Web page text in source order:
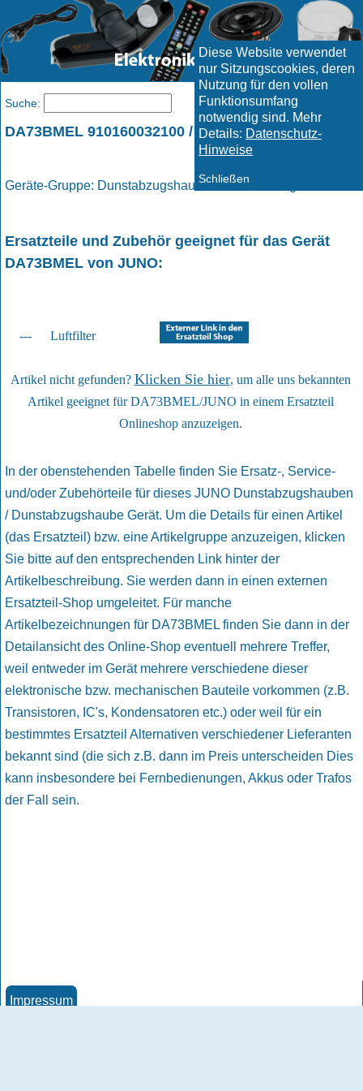
Diese Website verwendet
nur Sitzungscookies, deren
Nutzung für den vollen
Funktionsumfang
notwendig sind. Mehr
Details: Datenschutz-
Hinweise
Schließen
DA73BMEL 910160032100 / JUNO
Geräte-Gruppe: Dunstabzugshauben / Dunstabzugshaube
Ersatzteile und Zubehör geeignet für das Gerät
DA73BMEL von JUNO:
--- Luftfilter
Artikel nicht gefunden? Klicken Sie hier, um alle uns bekannten
Artikel geeignet für DA73BMEL/JUNO in einem Ersatzteil
Onlineshop anzuzeigen.
In der obenstehenden Tabelle finden Sie Ersatz-, Service-
und/oder Zubehörteile für dieses JUNO Dunstabzugshauben
/ Dunstabzugshaube Gerät. Um die Details für einen Artikel
(das Ersatzteil) bzw. eine Artikelgruppe anzuzeigen, klicken
Sie bitte auf den entsprechenden Link hinter der
Artikelbeschreibung. Sie werden dann in einen externen
Ersatzteil-Shop umgeleitet. Für manche
Artikelbezeichnungen für DA73BMEL finden Sie dann in der
Detailansicht des Online-Shop eventuell mehrere Treffer,
weil entweder im Gerät mehrere verschiedene dieser
elektronische bzw. mechanischen Bauteile vorkommen (z.B.
Transistoren, IC's, Kondensatoren etc.) oder weil für ein
bestimmtes Ersatzteil Alternativen verschiedener Lieferanten
bekannt sind (die sich z.B. dann im Preis unterscheiden Dies
kann insbesondere bei Fernbedienungen, Akkus oder Trafos
der Fall sein.
Suche:
Impressum